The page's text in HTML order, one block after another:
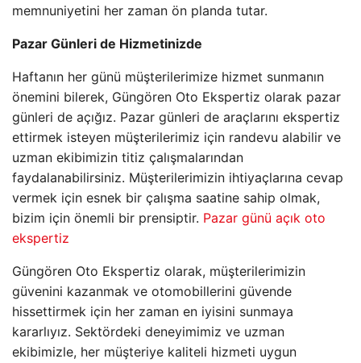
memnuniyetini her zaman ön planda tutar.
Pazar Günleri de Hizmetinizde
Haftanın her günü müşterilerimize hizmet sunmanın
önemini bilerek, Güngören Oto Ekspertiz olarak pazar
günleri de açığız. Pazar günleri de araçlarını ekspertiz
ettirmek isteyen müşterilerimiz için randevu alabilir ve
uzman ekibimizin titiz çalışmalarından
faydalanabilirsiniz. Müşterilerimizin ihtiyaçlarına cevap
vermek için esnek bir çalışma saatine sahip olmak,
bizim için önemli bir prensiptir. Pazar günü açık oto
ekspertiz
Güngören Oto Ekspertiz olarak, müşterilerimizin
güvenini kazanmak ve otomobillerini güvende
hissettirmek için her zaman en iyisini sunmaya
kararlıyız. Sektördeki deneyimimiz ve uzman
ekibimizle, her müşteriye kaliteli hizmeti uygun